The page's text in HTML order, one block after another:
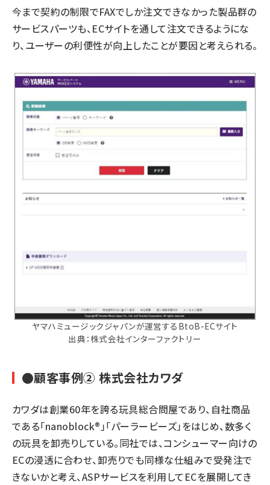
今まで契約の制限でFAXでしか注文できなかった製品群の
サービスパーツも、ECサイトを通して注文できるようにな
り、ユーザーの利便性が向上したことが要因と考えられる。
ヤマハミュージックジャパンが運営するBtoB-ECサイト
出典：株式会社インターファクトリー
●顧客事例② 株式会社カワダ
カワダは創業60年を誇る玩具総合問屋であり、自社商品
である「nanoblock®」「パーラービーズ」をはじめ、数多く
の玩具を卸売りしている。同社では、コンシューマー向けの
ECの浸透に合わせ、卸売りでも同様な仕組みで受発注で
きないかと考え、ASPサービスを利用してECを展開してき